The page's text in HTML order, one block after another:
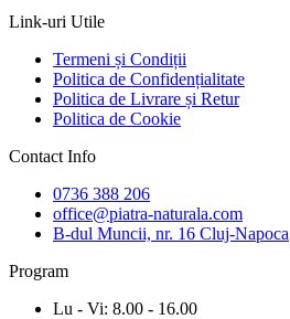
Link-uri Utile
Termeni și Condiții
Politica de Confidențialitate
Politica de Livrare și Retur
Politica de Cookie
Contact Info
0736 388 206
office@piatra-naturala.com
B-dul Muncii, nr. 16 Cluj-Napoca
Program
Lu - Vi: 8.00 - 16.00